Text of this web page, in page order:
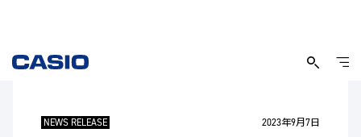
NEWS RELEASE 2023年9月7日